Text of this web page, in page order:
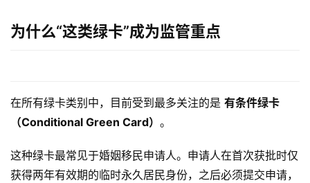
为什么“这类绿卡”成为监管重点
在所有绿卡类别中，目前受到最多关注的是 有条件绿卡
（Conditional Green Card） 。
这种绿卡最常见于婚姻移民申请人。申请人在首次获批时仅
获得两年有效期的临时永久居民身份，之后必须提交申请，